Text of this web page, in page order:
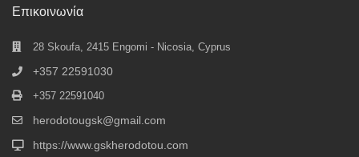
Επικοινωνία
28 Skoufa, 2415 Engomi - Nicosia, Cyprus
+357 22591030
+357 22591040
herodotougsk@gmail.com
https://www.gskherodotou.com